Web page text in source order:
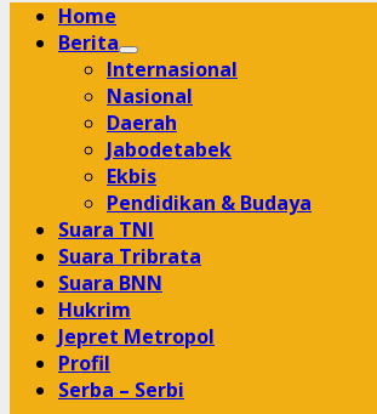
Primary
Menu
Home
Berita
Internasional
Nasional
Daerah
Jabodetabek
Ekbis
Pendidikan & Budaya
Suara TNI
Suara Tribrata
Suara BNN
Hukrim
Jepret Metropol
Profil
Serba – Serbi